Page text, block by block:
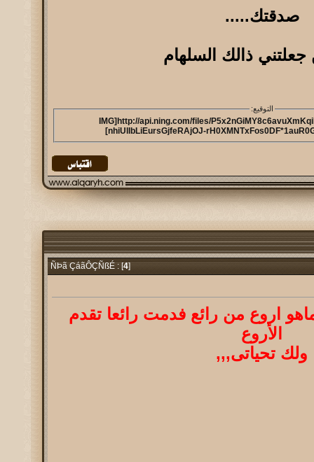
صدقتك.....
ذالك السلهام
التوقيع:
[IMG]http://api.ning.com/files/
nhiUlIbLiEursGjfeRAjOJ-
ÑÞã ÇáãÔÇÑßÉ : [
4]
اروع من رائع فدمت رائعا تقدم
الأروع
ولك تحياتى,,,